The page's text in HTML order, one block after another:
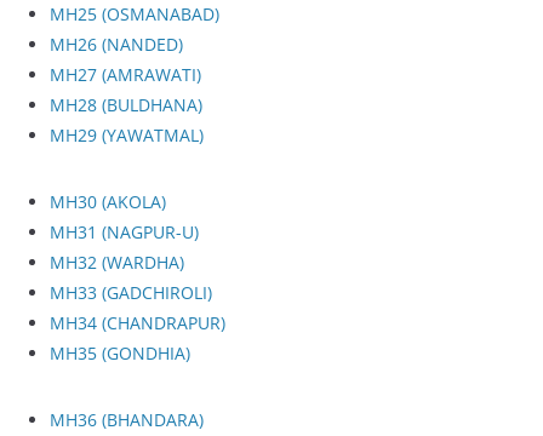
MH25 (OSMANABAD)
MH26 (NANDED)
MH27 (AMRAWATI)
MH28 (BULDHANA)
MH29 (YAWATMAL)
MH30 (AKOLA)
MH31 (NAGPUR-U)
MH32 (WARDHA)
MH33 (GADCHIROLI)
MH34 (CHANDRAPUR)
MH35 (GONDHIA)
MH36 (BHANDARA)